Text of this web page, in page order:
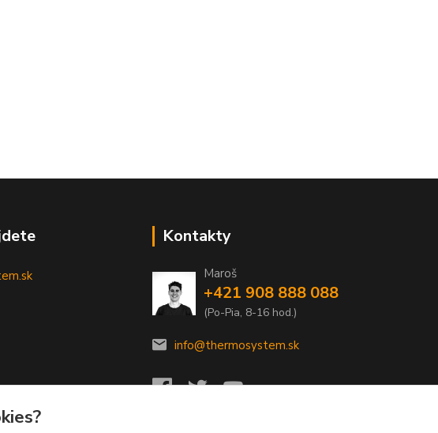
Kontakty
Maroš
+421 908 888 088
(Po-Pia, 8-16 hod.)
info@thermosystem.sk